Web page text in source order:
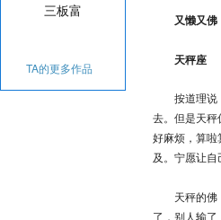
三板富
TA的更多作品
又懒又佛
天秤座
按道理说
去。但是天秤
好麻烦，算啦
及。宁愿让自
天秤的佛
了，别人输